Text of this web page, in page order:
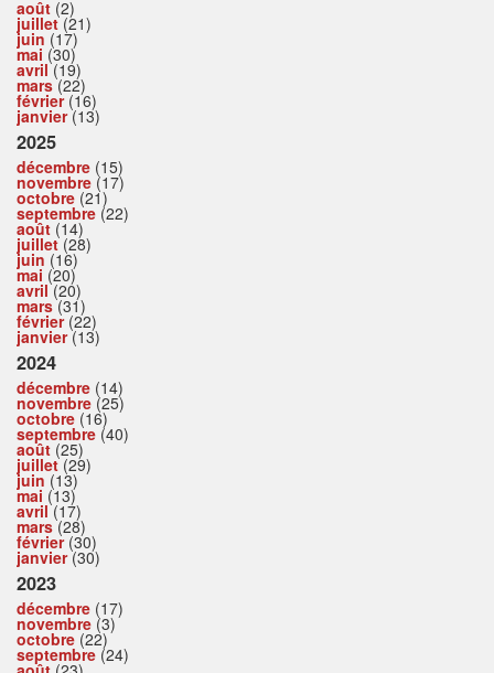
août (2)
juillet(21)
juin (17)
mai (30)
avril(19)
mars(22)
février(16)
janvier(13)
2025
décembre (15)
novembre (17)
octobre (21)
septembre (22)
août (14)
juillet(28)
juin (16)
mai (20)
avril(20)
mars(31)
février(22)
janvier(13)
2024
décembre (14)
novembre (25)
octobre (16)
septembre (40)
août (25)
juillet(29)
juin (13)
mai (13)
avril(17)
mars(28)
février(30)
janvier(30)
2023
décembre (17)
novembre (3)
octobre (22)
septembre (24)